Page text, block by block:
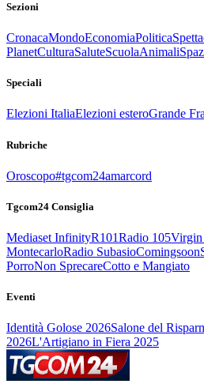
Sezioni
CronacaMondoEconomiaPolitica
PlanetCulturaSaluteScuolaAnimali
Speciali
Elezioni ItaliaElezioni esteroGrande
Rubriche
Oroscopo#tgcom24amarcord
Tgcom24 Consiglia
Mediaset InfinityR101Radio 105Virgin
MontecarloRadio SubasioComingsoon
PorroNon SprecareCotto e Mangiato
Eventi
Identità Golose 2026Salone del
2026L'Artigiano in Fiera 2025